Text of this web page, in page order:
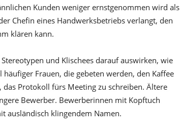
Kunden weniger ernstgenommen wird als
Chefin eines Handwerksbetriebs verlangt, den
klären kann.
und Klischees darauf auswirken, wie
Frauen, die gebeten werden, den Kaffee
Protokoll fürs Meeting zu schreiben. Ältere
Bewerber. Bewerberinnen mit Kopftuch
ausländisch klingendem Namen.